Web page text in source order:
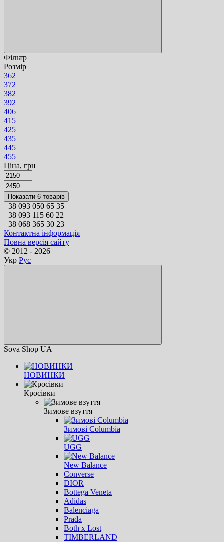
Фільтр
Розмір
362
372
382
392
406
41 5
425
435
445
455
Ціна, грн
Показати 6 товарів
+38 093 050 65 35
+38 093 115 60 22
+38 068 365 30 23
Контактна інформація
Повна версія сайту
© 2012 - 2026
Укр Рус
Sova Shop UA
НОВИНКИ
Кросівки
Зимове взуття
Зимові Columbia
UGG
New Balance
Converse
DIOR
Bottega Veneta
Adidas
Balenciaga
Prada
Both x Lost
TIMBERLAND